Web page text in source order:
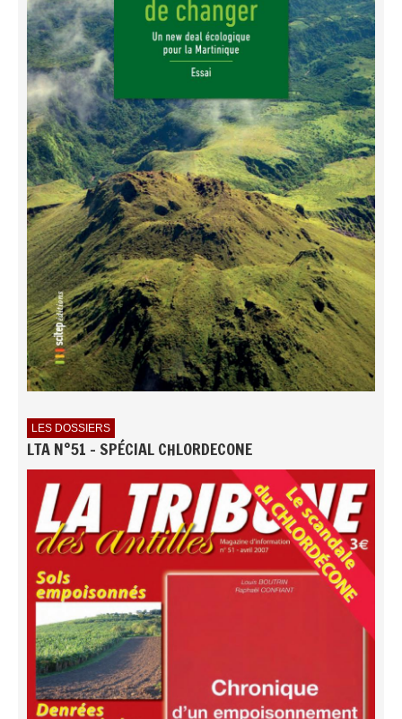
LES DOSSIERS
LTA N°51 - SPÉCIAL CHLORDECONE